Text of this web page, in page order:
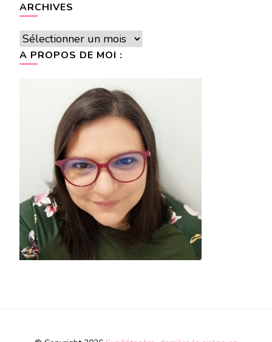
ARCHIVES
Archives
A PROPOS DE MOI :